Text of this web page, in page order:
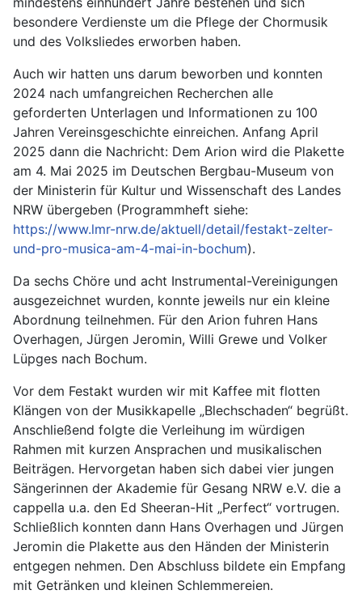
besondere Verdienste um die Pflege der Chormusik
und des Volksliedes erworben haben.
Auch wir hatten uns darum beworben und konnten
2024 nach umfangreichen Recherchen alle
geforderten Unterlagen und Informationen zu 100
Jahren Vereinsgeschichte einreichen. Anfang April
2025 dann die Nachricht: Dem Arion wird die Plakette
am 4. Mai 2025 im Deutschen Bergbau-Museum von
der Ministerin für Kultur und Wissenschaft des Landes
NRW übergeben (Programmheft siehe:
https://www.lmr-nrw.de/aktuell/detail/festakt-zelter-
und-pro-musica-am-4-mai-in-bochum).
Da sechs Chöre und acht Instrumental-Vereinigungen
ausgezeichnet wurden, konnte jeweils nur ein kleine
Abordnung teilnehmen. Für den Arion fuhren Hans
Overhagen, Jürgen Jeromin, Willi Grewe und Volker
Lüpges nach Bochum.
Vor dem Festakt wurden wir mit Kaffee mit flotten
Klängen von der Musikkapelle „Blechschaden“ begrüßt.
Anschließend folgte die Verleihung im würdigen
Rahmen mit kurzen Ansprachen und musikalischen
Beiträgen. Hervorgetan haben sich dabei vier jungen
Sängerinnen der Akademie für Gesang NRW e.V. die a
cappella u.a. den Ed Sheeran-Hit „Perfect“ vortrugen.
Schließlich konnten dann Hans Overhagen und Jürgen
Jeromin die Plakette aus den Händen der Ministerin
entgegen nehmen. Den Abschluss bildete ein Empfang
mit Getränken und kleinen Schlemmereien.